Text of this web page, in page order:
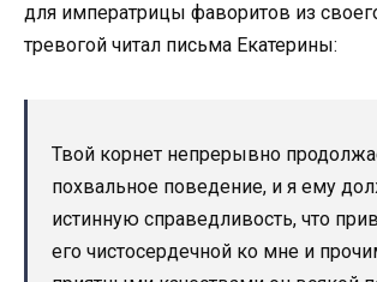
для императрицы фаворитов из
тревогой читал письма Екатерины:
Твой корнет непрерывно
похвальное поведение, и я ему
истинную справедливость, что
его чистосердечной ко мне и